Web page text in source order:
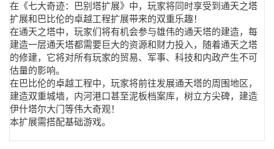
在《七大奇迹：巴别塔扩展》中，玩家将同时享受到通天之塔
扩展和巴比伦的卓越工程扩展带来的双重乐趣！
在通天之塔中，玩家们将有机会参与雄伟的通天塔的建造，每
建造一层通天塔都需要巨大的资源和财力投入，随着通天之塔
的修建，它将对所有玩家的贸易、军事、科技和内政产生不可
估量的影响。
在巴比伦的卓越工程中，玩家将前往发展通天塔的周围地区，
建造双重城墙，内河港口甚至泥板档案库，树立方尖碑，建造
伊什塔尔大门等伟大奇观！
本扩展需搭配基础游戏。